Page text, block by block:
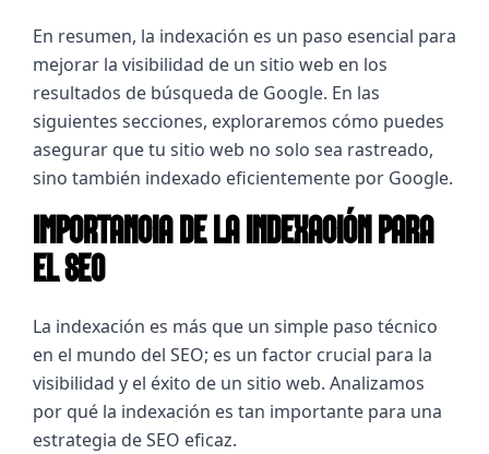
En resumen, la indexación es un paso esencial para
mejorar la visibilidad de un sitio web en los
resultados de búsqueda de Google. En las
siguientes secciones, exploraremos cómo puedes
asegurar que tu sitio web no solo sea rastreado,
sino también indexado eficientemente por Google.
IMPORTANCIA DE LA INDEXACIÓN PARA
EL SEO
La indexación es más que un simple paso técnico
en el mundo del SEO; es un factor crucial para la
visibilidad y el éxito de un sitio web. Analizamos
por qué la indexación es tan importante para una
estrategia de SEO eficaz.